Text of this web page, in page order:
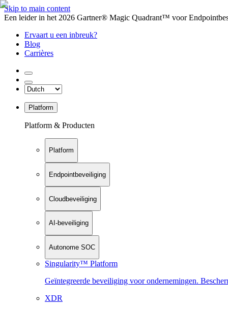
Skip to main content
Een leider in het 2026 Gartner® Magic Quadrant™ voor
Ervaart u een inbreuk?
Blog
Carrières
Platform
Platform & Producten
Platform
Endpointbeveiliging
Cloudbeveiliging
AI-beveiliging
Autonome SOC
Singularity™ Platform
Geïntegreerde beveiliging voor ondernemingen.
XDR